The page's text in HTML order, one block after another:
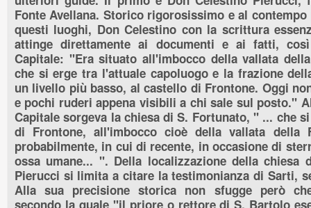
Fonte Avellana. Storico rigorosissimo e al
questi luoghi, Don Celestino con la scrittura
attinge direttamente ai documenti e ai fatti,
Capitale: "Era situato all'imbocco della vallata
che si erge tra l'attuale capoluogo e la frazione
un livello più basso, al castello di Frontone. Oggi
e pochi ruderi appena visibili a chi sale sul posto."
Capitale sorgeva la chiesa di S. Fortunato, " ... che
di Frontone, all'imbocco cioè della vallata della
probabilmente, in cui di recente, in occasione di
ossa umane... ". Della localizzazione della chiesa
Pierucci si limita a citare la testimonianza di Sarti,
Alla sua precisione storica non sfugge però
secondo la quale "il priore o rettore di S. Bartolo